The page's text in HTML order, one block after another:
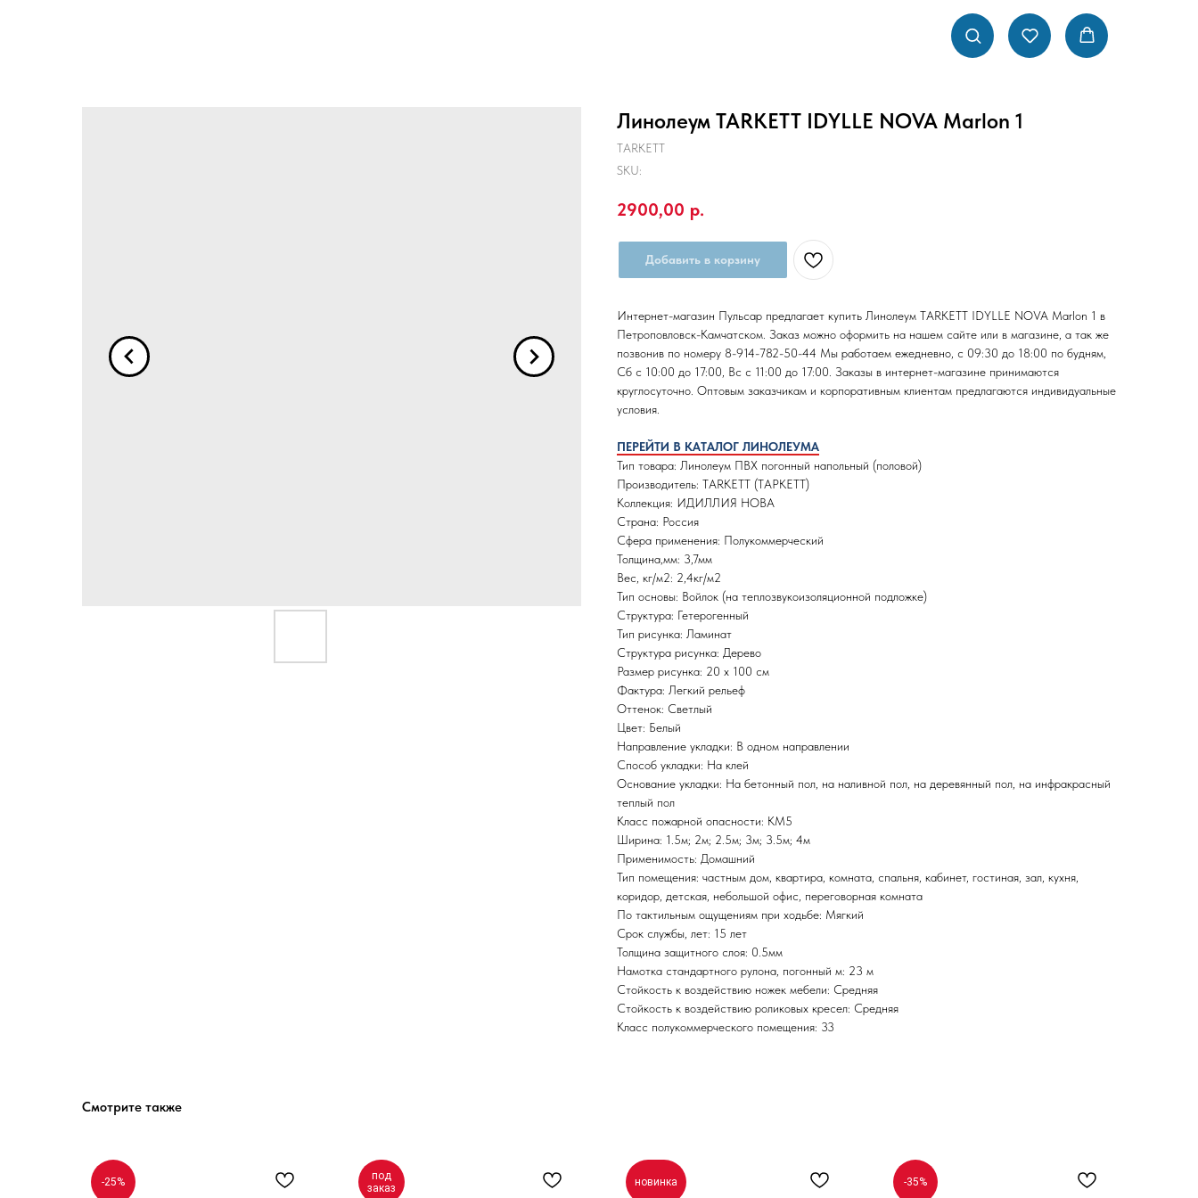
Линолеум TARKETT IDYLLE NOVA Marlon 1
TARKETT
SKU:
2900,00 р.
Добавить в корзину
Интернет-магазин Пульсар предлагает купить Линолеум TARKETT IDYLLE NOVA Marlon 1 в
Петроповловск-Камчатском. Заказ можно оформить на нашем сайте или в магазине, а так же
позвонив по номеру 8-914-782-50-44 Мы работаем ежедневно, с 09:30 до 18:00 по будням,
Сб с 10:00 до 17:00, Вс с 11:00 до 17:00. Заказы в интернет-магазине принимаются
круглосуточно. Оптовым заказчикам и корпоративным клиентам предлагаются индивидуальные
условия.
ПЕРЕЙТИ В КАТАЛОГ ЛИНОЛЕУМА
Тип товара: Линолеум ПВХ погонный напольный (половой)
Производитель: TARKETT (ТАРКЕТТ)
Коллекция: ИДИЛЛИЯ НОВА
Страна: Россия
Сфера применения: Полукоммерческий
Толщина,мм: 3,7мм
Вес, кг/м2: 2,4кг/м2
Тип основы: Войлок (на теплозвукоизоляционной подложке)
Структура: Гетерогенный
Тип рисунка: Ламинат
Структура рисунка: Дерево
Размер рисунка: 20 х 100 см
Фактура: Легкий рельеф
Оттенок: Светлый
Цвет: Белый
Направление укладки: В одном направлении
Способ укладки: На клей
Основание укладки: На бетонный пол, на наливной пол, на деревянный пол, на инфракрасный
теплый пол
Класс пожарной опасности: КМ5
Ширина: 1.5м; 2м; 2.5м; 3м; 3.5м; 4м
Применимость: Домашний
Тип помещения: частным дом, квартира, комната, спальня, кабинет, гостиная, зал, кухня,
коридор, детская, небольшой офис, переговорная комната
По тактильным ощущениям при ходьбе: Мягкий
Срок службы, лет: 15 лет
Толщина защитного слоя: 0.5мм
Намотка стандартного рулона, погонный м: 23 м
Стойкость к воздействию ножек мебели: Средняя
Стойкость к воздействию роликовых кресел: Средняя
Класс полукоммерческого помещения: 33
Смотрите также
-25%
под
заказ
новинка -35%